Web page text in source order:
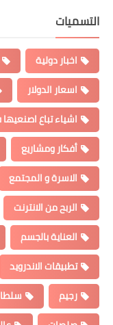
التسميات
اخبار دولية
اسعار الدولار
اشياء تباع
أفكار ومشاريع
الاسرة و المجتمع
الربح من الانترنت
العناية بالجسم
تطبيقات الاندرويد
رجيم